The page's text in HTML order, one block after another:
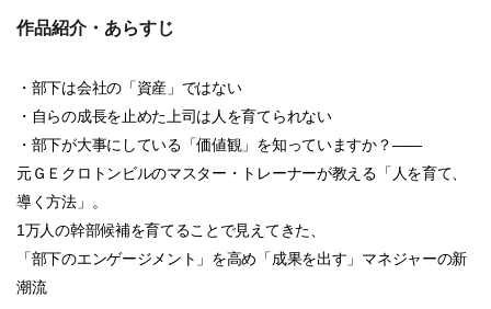
作品紹介・あらすじ
・部下は会社の「資産」ではない
・自らの成長を止めた上司は人を育てられない
・部下が大事にしている「価値観」を知っていますか？――
元ＧＥクロトンビルのマスター・トレーナーが教える「人を育て、
導く方法」。
1万人の幹部候補を育てることで見えてきた、
「部下のエンゲージメント」を高め「成果を出す」マネジャーの新
潮流